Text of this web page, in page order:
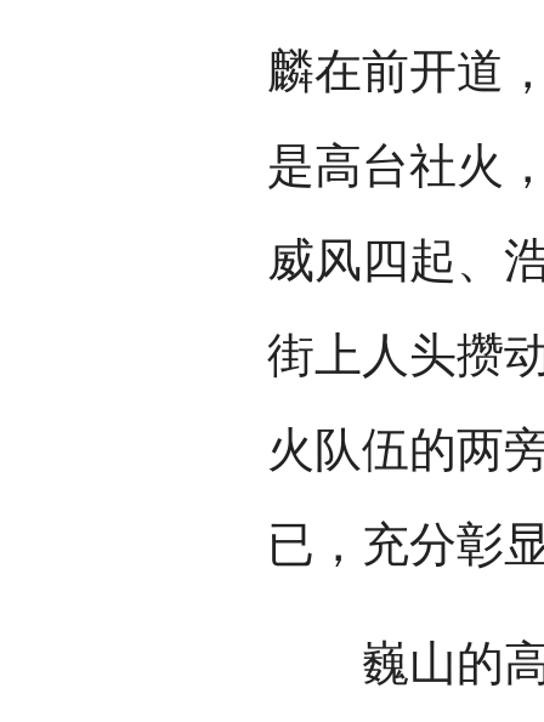
麟在前开道
是高台社火
威风四起、
街上人头攒
火队伍的两
已，充分彰
巍山的高